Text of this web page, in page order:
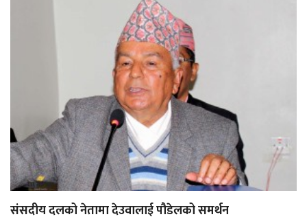
संसदीय दलको नेतामा देउवालाई पौडेलको समर्थन